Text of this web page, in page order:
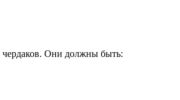
чердаков. Они должны быть: